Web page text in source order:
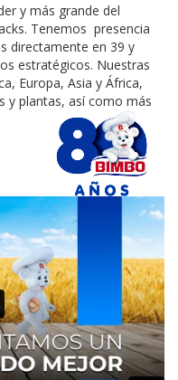
y más grande del
Tenemos presencia
directamente en 39 y
estratégicos. Nuestras
Europa, Asia y África,
y plantas, así como más